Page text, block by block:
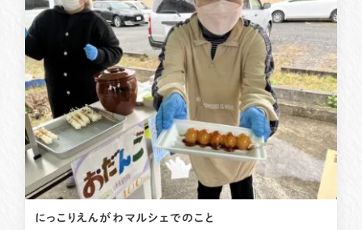
にっこりえんがわマルシェでのこと